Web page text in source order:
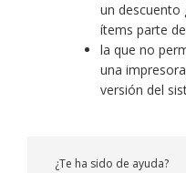
un descuento
ítems parte
la que no
una
versión del
¿Te ha sido de ayuda?